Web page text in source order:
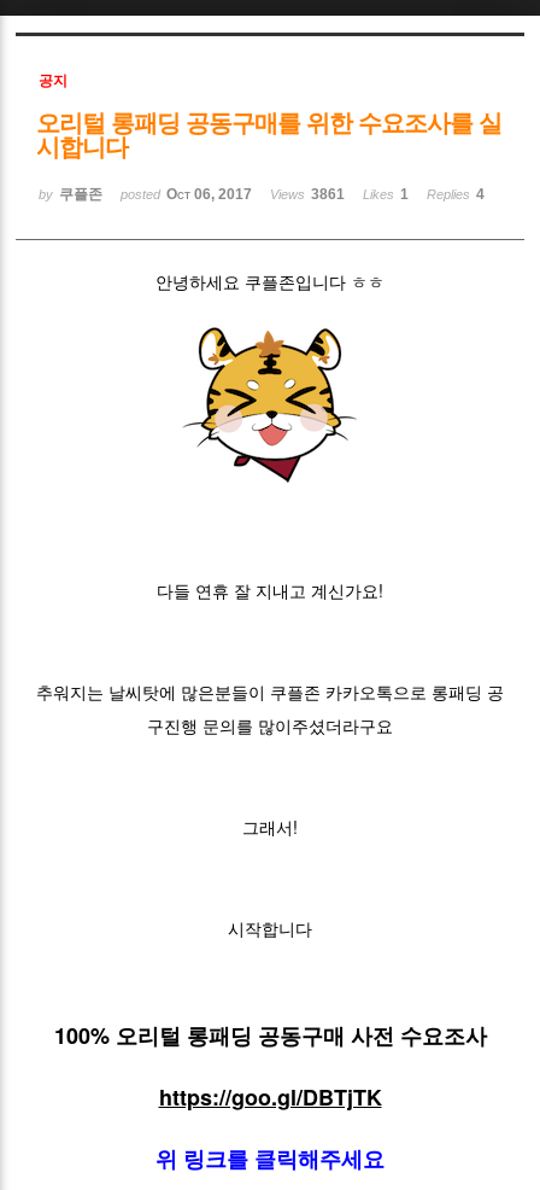
공지
오리털 롱패딩 공동구매를 위한 수요조사를 실
시합니다
by 쿠플존 posted Oct 06, 2017 Views 3861 Likes 1 Replies 4
안녕하세요 쿠플존입니다 ㅎㅎ
다들 연휴 잘 지내고 계신가요!
추워지는 날씨탓에 많은분들이 쿠플존 카카오톡으로 롱패딩 공
구진행 문의를 많이주셨더라구요
그래서!
시작합니다
100% 오리털 롱패딩 공동구매 사전 수요조사
https://goo.gl/DBTjTK
위 링크를 클릭해주세요
Sketchbook5, 스케치북5
Sketchbook5, 스케치북5